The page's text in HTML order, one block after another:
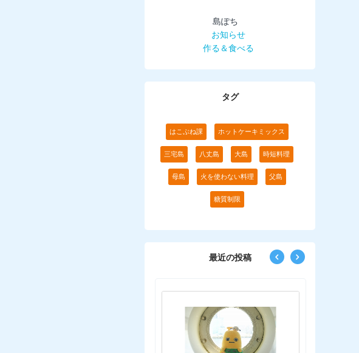
島ぽち
お知らせ
作る＆食べる
タグ
はこぶね課 ホットケーキミックス
三宅島 八丈島 大島 時短料理
母島 火を使わない料理 父島
糖質制限
最近の投稿